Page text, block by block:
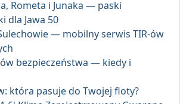
Rometa i Junaka — paski
dla Jawa 50
— mobilny serwis TIR-ów
bezpieczeństwa — kiedy i
która pasuje do Twojej floty?